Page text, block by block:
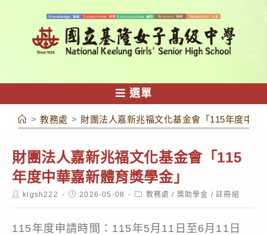
容
選單
> 教務處 > 財團法人嘉新兆福文化基金會「115年度中華
財團法人嘉新兆福文化基金會「115
年度中華嘉新體育獎學金」
Postklgsh222
Post2026-05-08
Post教務處 / 獎助學金 / 註冊組
115年度申請時間：115年5月11日至6月11日